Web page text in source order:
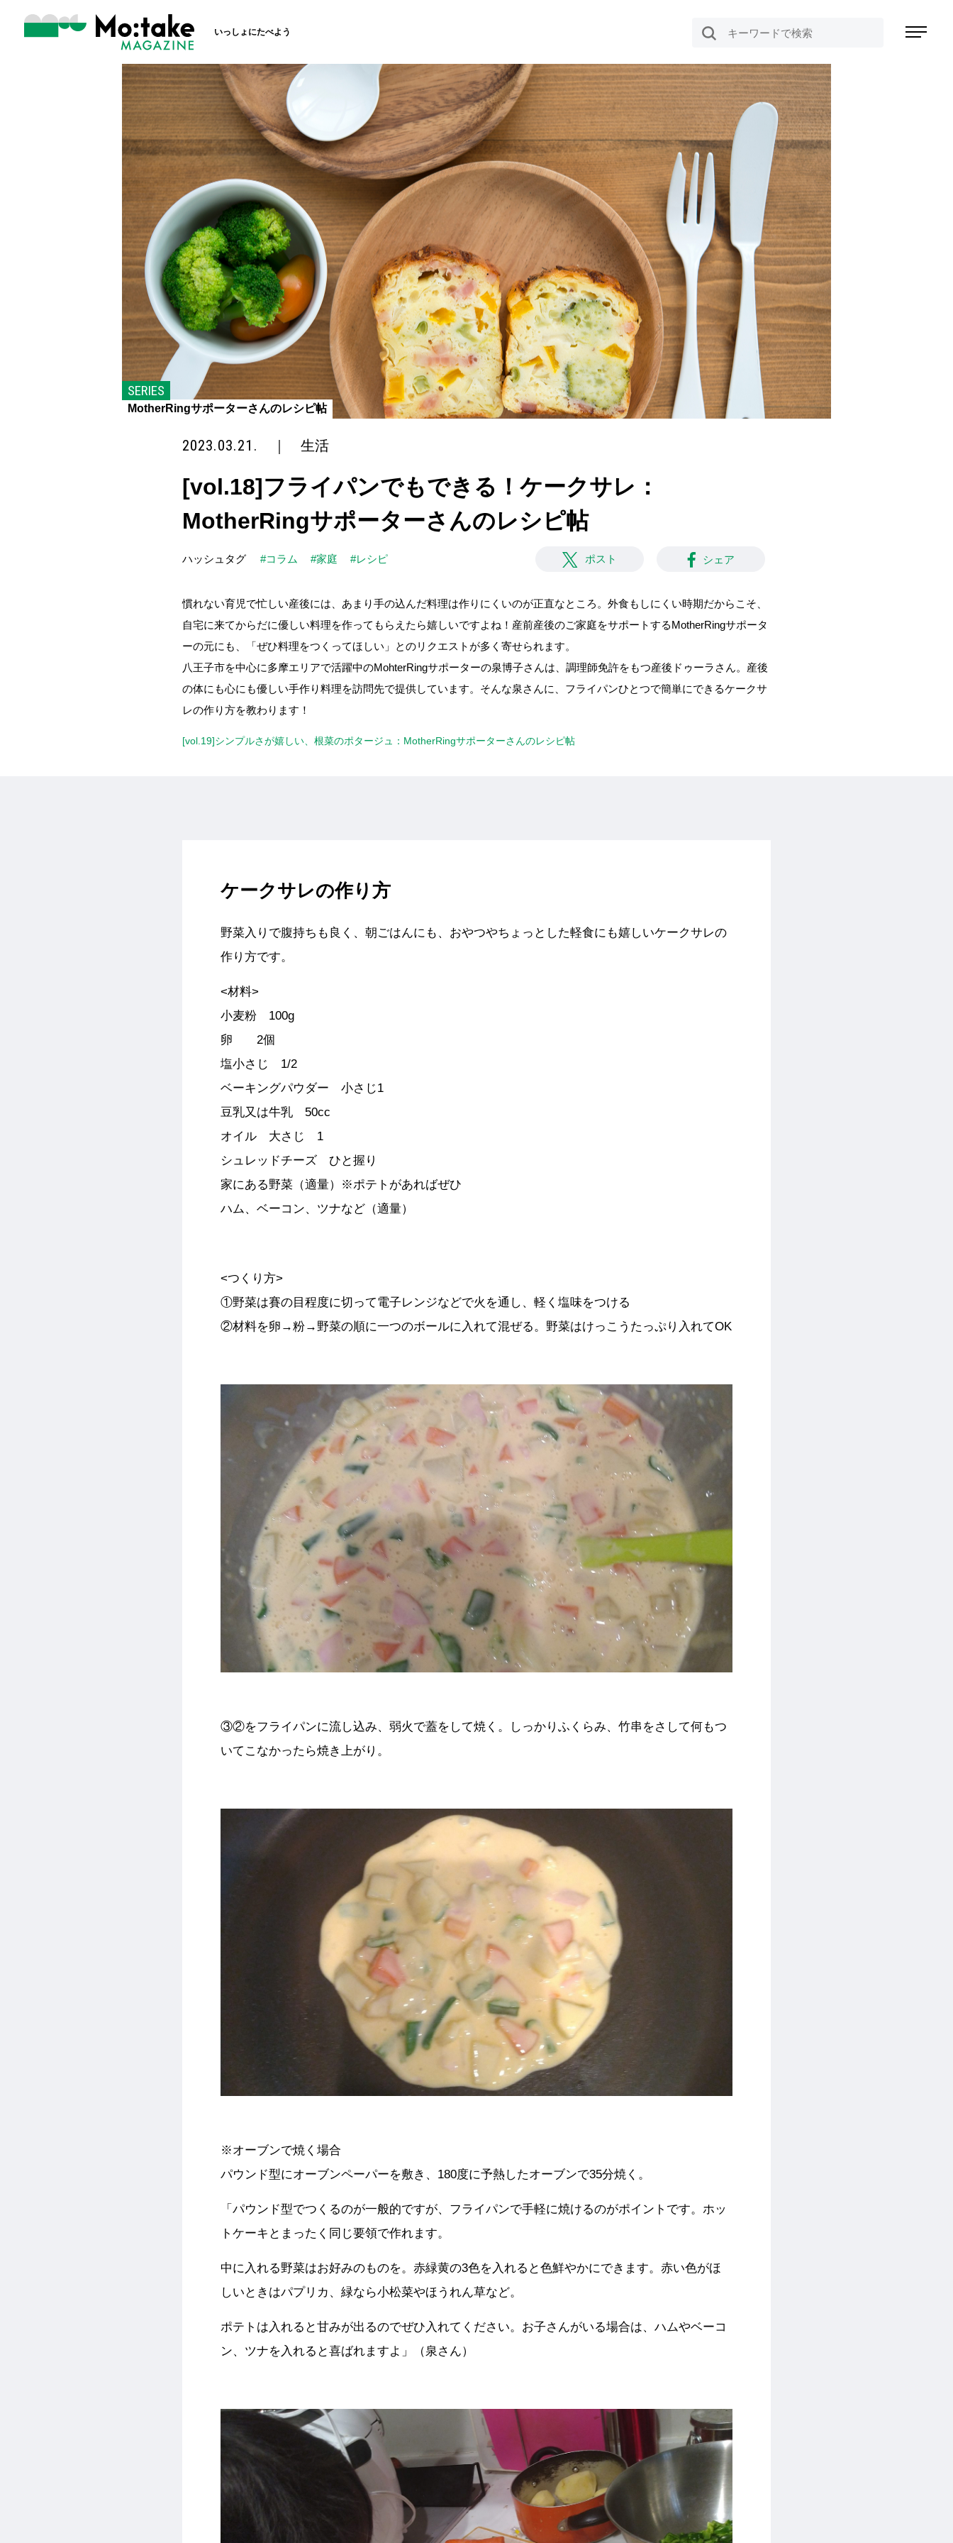
いっしょにたべよう
SERIES
MotherRingサポーターさんのレシピ帖
2023.03.21. 生活
[vol.18]フライパンでもできる！ケークサレ：
MotherRingサポーターさんのレシピ帖
ハッシュタグ #コラム #家庭 #レシピ ポスト シェア
慣れない育児で忙しい産後には、あまり手の込んだ料理は作りにくいのが正直なところ。外食もしにくい時期だからこそ、
自宅に来てからだに優しい料理を作ってもらえたら嬉しいですよね！産前産後のご家庭をサポートするMotherRingサポータ
ーの元にも、「ぜひ料理をつくってほしい」とのリクエストが多く寄せられます。
八王子市を中心に多摩エリアで活躍中のMohterRingサポーターの泉博子さんは、調理師免許をもつ産後ドゥーラさん。産後
の体にも心にも優しい手作り料理を訪問先で提供しています。そんな泉さんに、フライパンひとつで簡単にできるケークサ
レの作り方を教わります！
[vol.19]シンプルさが嬉しい、根菜のポタージュ：MotherRingサポーターさんのレシピ帖
ケークサレの作り方
野菜入りで腹持ちも良く、朝ごはんにも、おやつやちょっとした軽食にも嬉しいケークサレの
作り方です。
<材料>
小麦粉 100g
卵 2個
塩小さじ 1/2
ベーキングパウダー 小さじ1
豆乳又は牛乳 50cc
オイル 大さじ 1
シュレッドチーズ ひと握り
家にある野菜（適量）※ポテトがあればぜひ
ハム、ベーコン、ツナなど（適量）
<つくり方>
①野菜は賽の目程度に切って電子レンジなどで火を通し、軽く塩味をつける
②材料を卵→粉→野菜の順に一つのボールに入れて混ぜる。野菜はけっこうたっぷり入れてOK
③②をフライパンに流し込み、弱火で蓋をして焼く。しっかりふくらみ、竹串をさして何もつ
いてこなかったら焼き上がり。
※オーブンで焼く場合
パウンド型にオーブンペーパーを敷き、180度に予熱したオーブンで35分焼く。
「パウンド型でつくるのが一般的ですが、フライパンで手軽に焼けるのがポイントです。ホッ
トケーキとまったく同じ要領で作れます。
中に入れる野菜はお好みのものを。赤緑黄の3色を入れると色鮮やかにできます。赤い色がほ
しいときはパプリカ、緑なら小松菜やほうれん草など。
ポテトは入れると甘みが出るのでぜひ入れてください。お子さんがいる場合は、ハムやベーコ
ン、ツナを入れると喜ばれますよ」（泉さん）